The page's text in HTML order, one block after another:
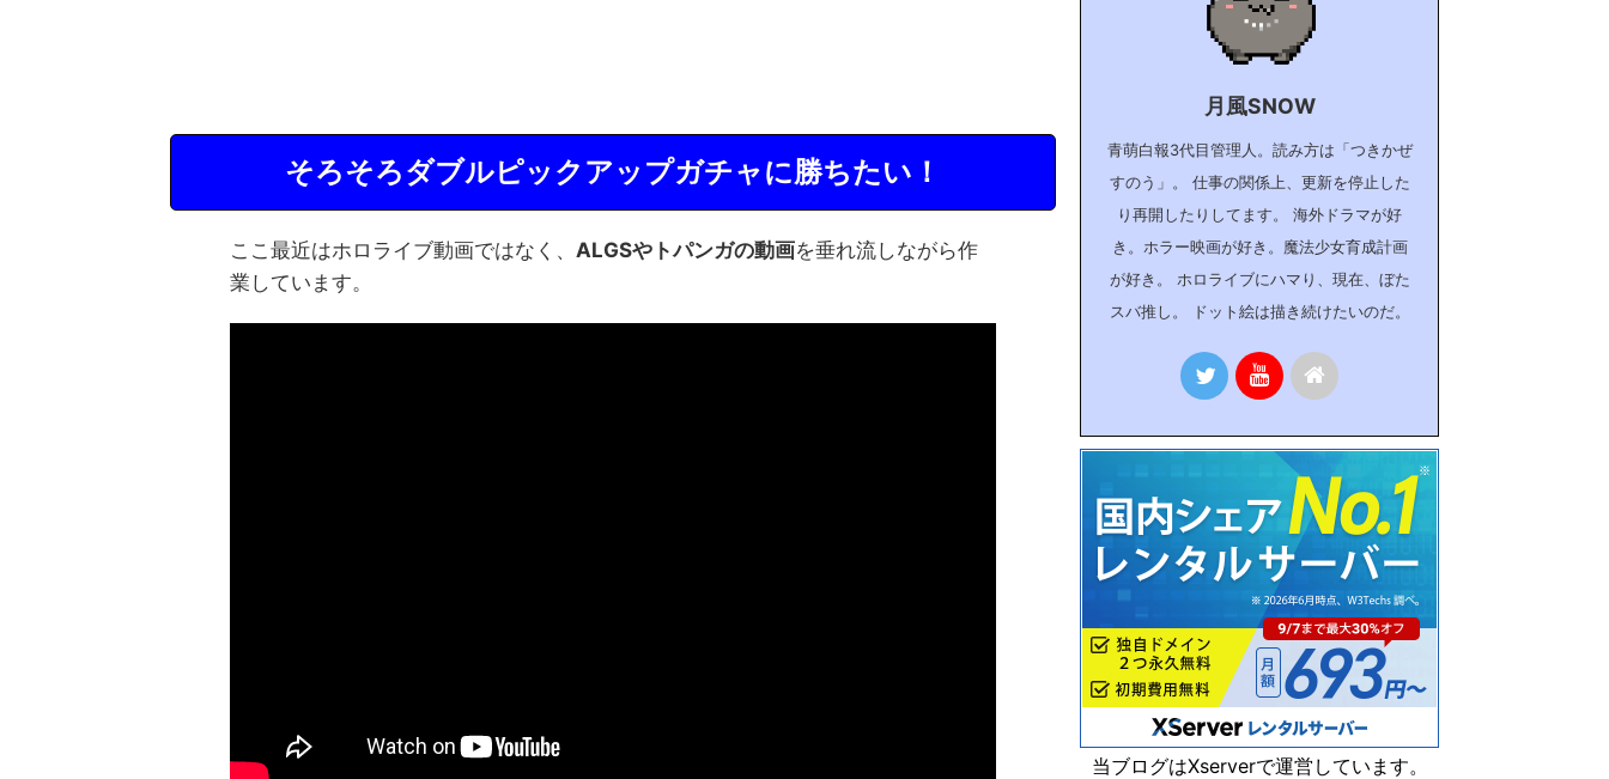
そろそろダブルピックアップガチャに勝ちたい！
ここ最近はホロライブ動画ではなく、 ALGSやトパンガの動画を垂れ流しながら作
業しています。
月風SNOW
青萌白報3代目管理人。読み方は「つきかぜ
すのう」。 仕事の関係上、更新を停止した
り再開したりしてます。 海外ドラマが好
き。ホラー映画が好き。魔法少女育成計画
が好き。 ホロライブにハマり、現在、ぼた
スバ推し。 ドット絵は描き続けたいのだ。
当ブログはXserverで運営しています。